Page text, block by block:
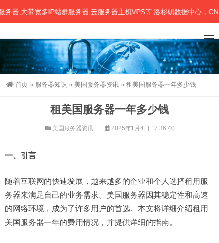
带宽多IP站群服务器,云服务器主机VPS等.洛杉矶数据中心，CN2、
首页 » 服务器知识 » 美国服务器资讯 » 租美国服务器一年多少钱
租美国服务器一年多少钱
美国服务器资讯 2025年1月4日 17:36:40
一、引言
随着互联网的快速发展，越来越多的企业和个人选择租用服
务器来满足自己的业务需求。美国服务器因其稳定性和高速
的网络环境，成为了许多用户的首选。本文将详细介绍租用
美国服务器一年的费用情况，并提供详细的指南。